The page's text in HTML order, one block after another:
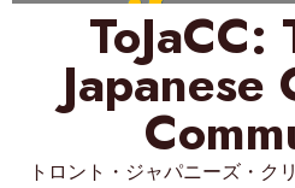
ToJaCC:
Japanese
トロント・ジャパニーズ・ク